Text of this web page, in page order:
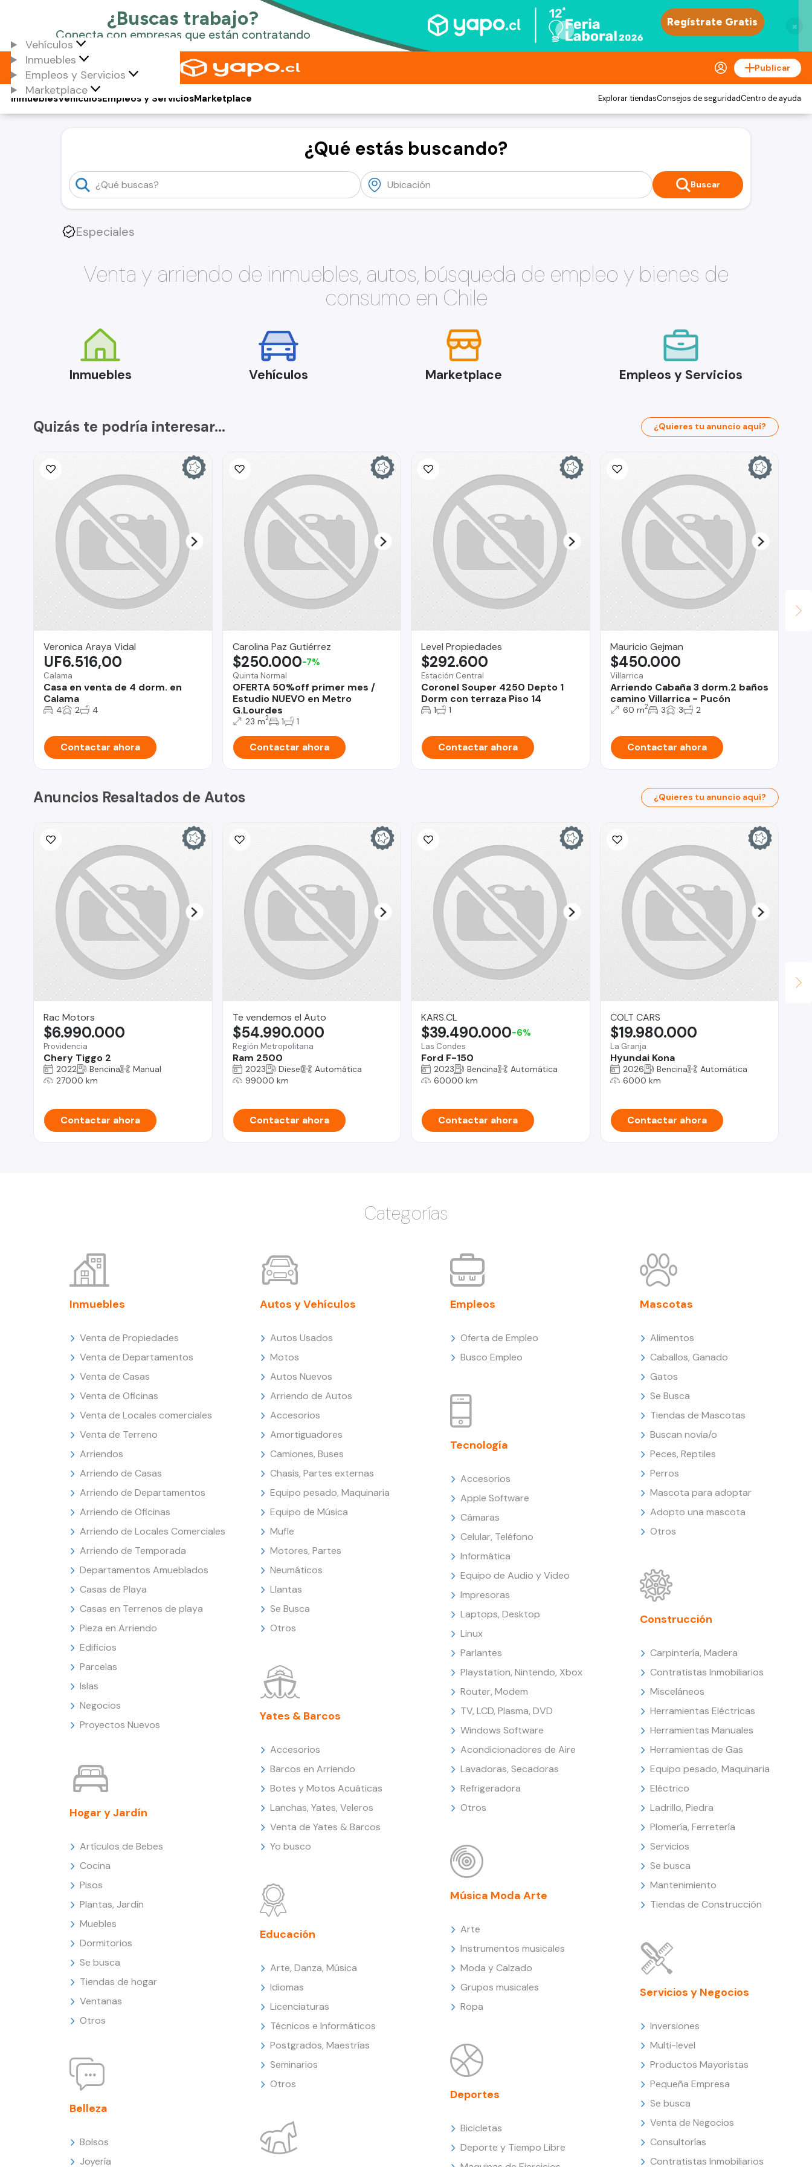
×
Vehículos
Inmuebles
Empleos y Servicios
Marketplace
Publicar
Vehículos
Inmuebles Empleos y ServiciosMarketplace Explorar tiendasConsejos de seguridadCentro de ayuda
¿Qué estás buscando?
Buscar
Especiales
Venta y arriendo de inmuebles, autos, búsqueda de empleo y bienes de
consumo en Chile
Inmuebles Vehículos Marketplace Empleos y Servicios
Quizás te podría interesar... ¿Quieres tu anuncio aquí?
Veronica Araya Vidal
Calama
Casa en venta de 4 dorm. en
Calama
UF6.516,00
4 2 4
Contactar ahora
Carolina Paz Gutiérrez
Quinta Normal
OFERTA 50%off primer mes /
Estudio NUEVO en Metro
G.Lourdes
$250.000-7%
23 m2 1 1
Contactar ahora
Level Propiedades
Estación Central
Coronel Souper 4250 Depto 1
Dorm con terraza Piso 14
$292.600
1 1
Contactar ahora
Mauricio Gejman
Villarrica
Arriendo Cabaña 3 dorm.2 baños
camino Villarrica - Pucón
$450.000
60 m2 3 3 2
Contactar ahora
Anuncios Resaltados de Autos ¿Quieres tu anuncio aquí?
Rac Motors
Providencia
Chery Tiggo 2
$6.990.000
2022 Bencina
Manual
27000 km
Contactar ahora
Te vendemos el Auto
Región Metropolitana
Ram 2500
$54.990.000
2023 Diesel
Automática
99000 km
Contactar ahora
KARS.CL
Las Condes
Ford F-150
$39.490.000-6%
2023 Bencina
Automática
60000 km
Contactar ahora
COLT CARS
La Granja
Hyundai Kona
$19.980.000
2026 Bencina
Automática
6000 km
Contactar ahora
Categorías
Inmuebles
Venta de Propiedades
Venta de Departamentos
Venta de Casas
Venta de Oficinas
Venta de Locales comerciales
Venta de Terreno
Arriendos
Arriendo de Casas
Arriendo de Departamentos
Arriendo de Oficinas
Arriendo de Locales Comerciales
Arriendo de Temporada
Departamentos Amueblados
Casas de Playa
Casas en Terrenos de playa
Pieza en Arriendo
Edificios
Parcelas
Islas
Negocios
Proyectos Nuevos
Hogar y Jardín
Artículos de Bebes
Cocina
Pisos
Plantas, Jardín
Muebles
Dormitorios
Se busca
Tiendas de hogar
Ventanas
Otros
Belleza
Bolsos
Joyería
Autos y Vehículos
Autos Usados
Motos
Autos Nuevos
Arriendo de Autos
Accesorios
Amortiguadores
Camiones, Buses
Chasis, Partes externas
Equipo pesado, Maquinaria
Equipo de Música
Mufle
Motores, Partes
Neumáticos
Llantas
Se Busca
Otros
Yates & Barcos
Accesorios
Barcos en Arriendo
Botes y Motos Acuáticas
Lanchas, Yates, Veleros
Venta de Yates & Barcos
Yo busco
Educación
Arte, Danza, Música
Idiomas
Licenciaturas
Técnicos e Informáticos
Postgrados, Maestrías
Seminarios
Otros
Empleos
Oferta de Empleo
Busco Empleo
Tecnología
Accesorios
Apple Software
Cámaras
Celular, Teléfono
Informática
Equipo de Audio y Video
Impresoras
Laptops, Desktop
Linux
Parlantes
Playstation, Nintendo, Xbox
Router, Modem
TV, LCD, Plasma, DVD
Windows Software
Acondicionadores de Aire
Lavadoras, Secadoras
Refrigeradora
Otros
Música Moda Arte
Arte
Instrumentos musicales
Moda y Calzado
Grupos musicales
Ropa
Deportes
Bicicletas
Deporte y Tiempo Libre
Mascotas
Alimentos
Caballos, Ganado
Gatos
Se Busca
Tiendas de Mascotas
Buscan novia/o
Peces, Reptiles
Perros
Mascota para adoptar
Adopto una mascota
Otros
Construcción
Carpintería, Madera
Contratistas Inmobiliarios
Misceláneos
Herramientas Eléctricas
Herramientas Manuales
Herramientas de Gas
Equipo pesado, Maquinaria
Eléctrico
Ladrillo, Piedra
Plomería, Ferretería
Servicios
Se busca
Mantenimiento
Tiendas de Construcción
Servicios y Negocios
Inversiones
Multi-level
Productos Mayoristas
Pequeña Empresa
Se busca
Venta de Negocios
Consultorías
Contratistas Inmobiliarios